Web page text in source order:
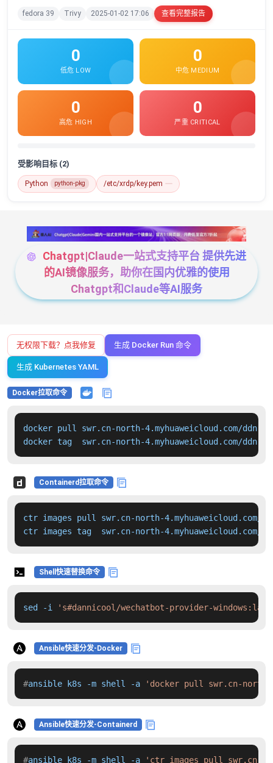
fedora 39 Trivy 2025-01-02 17:06 查看完整报告
0
低危 LOW
0
中危 MEDIUM
0
高危 HIGH
0
严重 CRITICAL
受影响目标 (2)
Python python-pkg /etc/xrdp/key.pem
Chatgpt|Claude一站式支持平台 提供先进
的AI镜像服务，助你在国内优雅的使用
Chatgpt和Claude等AI服务
无权限下载？点我修复 生成 Docker Run 命令
生成 Kubernetes YAML
Docker拉取命令
docker pull swr.cn-north-4.myhuaweicloud.com/
docker tag  swr.cn-north-4.myhuaweicloud.com/
Containerd拉取命令
ctr images pull swr.cn-north-4.myhuaweicloud.com/
ctr images tag  swr.cn-north-
Shell快速替换命令
sed -i 's#dannicool/wechatbot-provider-
Ansible快速分发-Docker
#ansible k8s -m shell -a 'docker pull swr.cn-north-
Ansible快速分发-Containerd
#ansible k8s -m shell -a 'ctr images pull swr.cn-